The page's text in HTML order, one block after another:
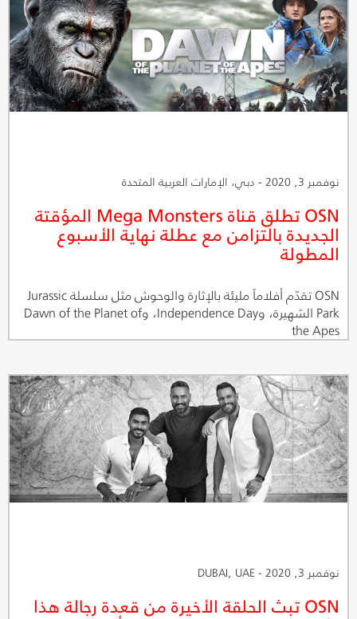
نوفمبر 3, 2020 - دبي، الإمارات العربية المتحدة
OSN تطلق قناة Mega Monsters المؤقتة
الجديدة بالتزامن مع عطلة نهاية الأسبوع
المطولة
OSN تقدّم أفلاماً مليئة بالإثارة والوحوش مثل سلسلة Jurassic
Park الشهيرة، وIndependence Day، وDawn of the Planet of
the Apes
نوفمبر 3, 2020 - DUBAI, UAE
OSN تبث الحلقة الأخيرة من قعدة رجالة هذا